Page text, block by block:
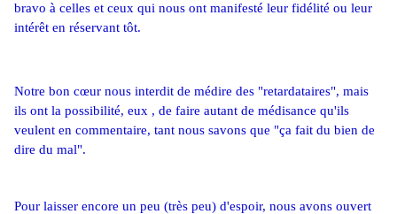
bravo à celles et ceux qui nous ont manifesté leur fidélité ou leur
intérêt en réservant tôt.
Notre bon cœur nous interdit de médire des "retardataires", mais
ils ont la possibilité, eux , de faire autant de médisance qu'ils
veulent en commentaire, tant nous savons que "ça fait du bien de
dire du mal".
Pour laisser encore un peu (très peu) d'espoir, nous avons ouvert